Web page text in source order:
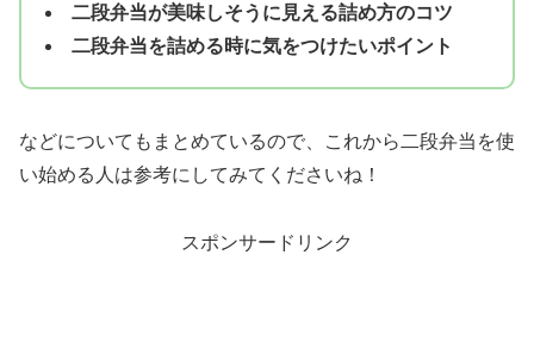
二段弁当が美味しそうに見える詰め方のコツ
二段弁当を詰める時に気をつけたいポイント
などについてもまとめているので、これから二段弁当を使
い始める人は参考にしてみてくださいね！
スポンサードリンク